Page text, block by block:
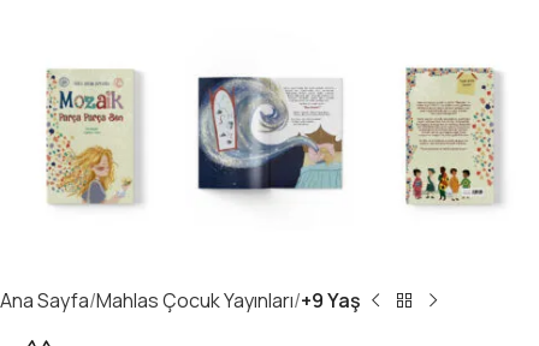
Ana Sayfa Mahlas Çocuk Yayınları +9 Yaş